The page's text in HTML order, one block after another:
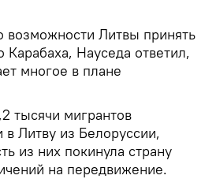
возможности Литвы принять
Науседа ответил,
многое в плане
тысячи мигрантов
в Литву из Белоруссии,
из них покинула страну
на передвижение.